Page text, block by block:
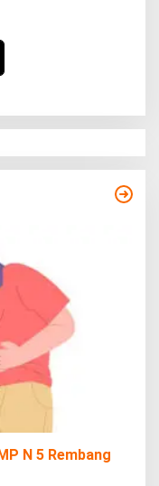
N 5 Rembang